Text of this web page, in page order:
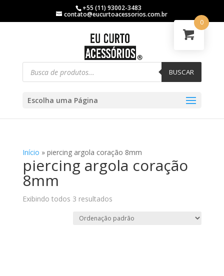
+55 (11) 93002-3483
contato@eucurtoacessorios.com.br
BUSCAR
Escolha uma Página
Início » piercing argola coração 8mm
piercing argola coração
8mm
Exibindo todos 3 resultados
0